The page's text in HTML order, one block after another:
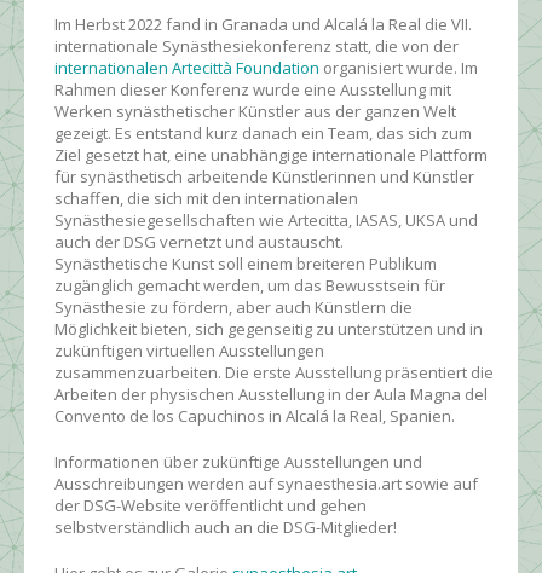
Im Herbst 2022 fand in Granada und Alcalá la Real die VII.
internationale Synästhesiekonferenz statt, die von der
internationalen Artecittà Foundation organisiert wurde. Im
Rahmen dieser Konferenz wurde eine Ausstellung mit
Werken synästhetischer Künstler aus der ganzen Welt
gezeigt. Es entstand kurz danach ein Team, das sich zum
Ziel gesetzt hat, eine unabhängige internationale Plattform
für synästhetisch arbeitende Künstlerinnen und Künstler
schaffen, die sich mit den internationalen
Synästhesiegesellschaften wie Artecitta, IASAS, UKSA und
auch der DSG vernetzt und austauscht.
Synästhetische Kunst soll einem breiteren Publikum
zugänglich gemacht werden, um das Bewusstsein für
Synästhesie zu fördern, aber auch Künstlern die
Möglichkeit bieten, sich gegenseitig zu unterstützen und in
zukünftigen virtuellen Ausstellungen
zusammenzuarbeiten. Die erste Ausstellung präsentiert die
Arbeiten der physischen Ausstellung in der Aula Magna del
Convento de los Capuchinos in Alcalá la Real, Spanien.
Informationen über zukünftige Ausstellungen und
Ausschreibungen werden auf synaesthesia.art sowie auf
der DSG-Website veröffentlicht und gehen
selbstverständlich auch an die DSG-Mitglieder!